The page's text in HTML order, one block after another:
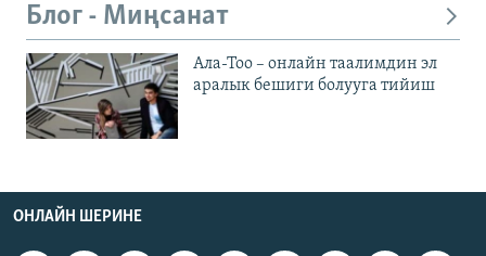
Блог - Миңсанат
Ала-Тоо – онлайн таалимдин эл
аралык бешиги болууга тийиш
ОНЛАЙН ШЕРИНЕ